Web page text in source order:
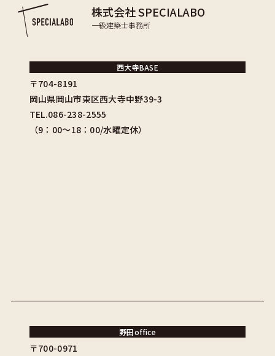
株式会社 SPECIALABO
一級建築士事務所
西大寺BASE
〒704-8191
岡山県岡山市東区西大寺中野39-3
TEL.086-238-2555
（9：00〜18：00/水曜定休）
野田office
〒700-0971